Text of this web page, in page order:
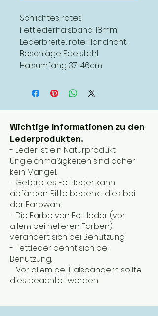
Schlichtes rotes
Fettlederhalsband. 18mm
Lederbreite, rote Handnaht,
Beschläge Edelstahl.
Halsumfang 37-46cm.
Wichtige Informationen zu den
Lederprodukten.
- Leder ist ein Naturprodukt.
Ungleichmäßigkeiten sind daher
kein Mangel.
- Gefärbtes Fettleder kann
abfärben. Bitte bedenkt dies bei
der Farbwahl.
- Die Farbe von Fettleder (vor
allem bei helleren Farben)
verändert sich bei Benutzung.
- Fettleder dehnt sich bei
Benutzung.
Vor allem bei Halsbändern sollte
dies beachtet werden.